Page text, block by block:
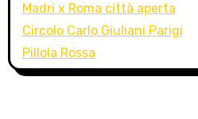
Madri x Roma città aperta
Circolo Carlo Giuliani Parigi
Pillola Rossa